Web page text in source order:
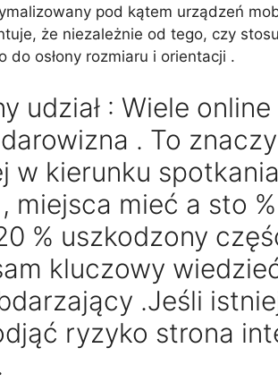
pod kątem urządzeń
że niezależnie od tego, czy
do osłony rozmiaru i orientacji .
udział : Wiele
. To
w kierunku
miejsca mieć a sto
% uszkodzony
kluczowy
.Jeśli
ryzyko strona